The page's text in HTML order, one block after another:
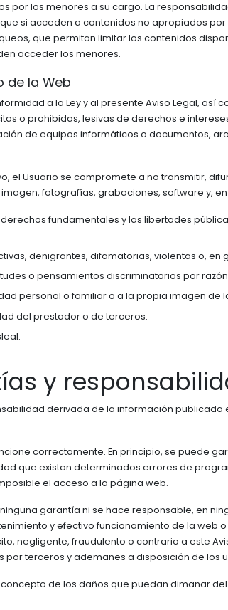
por los menores a su cargo. La
si acceden a contenidos no apropiados
que permitan limitar los contenidos
acceder los menores.
de la Web
a la Ley y al presente Aviso Legal, así
o prohibidas, lesivas de derechos e
de equipos informáticos o documentos,
el Usuario se compromete a no transmitir,
fotografías, grabaciones, software y,
fundamentales y las libertades
denigrantes, difamatorias, violentas o, en
o pensamientos discriminatorios por
personal o familiar o a la propia imagen de
del prestador o de terceros.
y
derivada de la información
correctamente. En principio, se puede
que existan determinados errores de
el acceso a la página web.
garantía ni se hace responsable, en
y efectivo funcionamiento de la web
negligente, fraudulento o contrario a este
terceros y ademanes a disposición de los
de los daños que puedan dimanar